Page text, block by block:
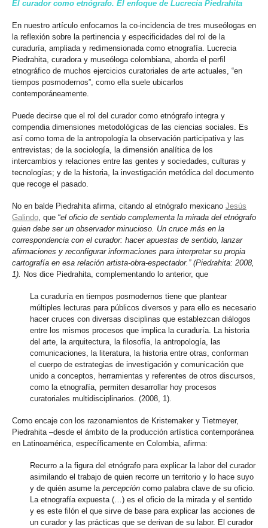
El curador como etnógrafo. El enfoque de Lucrecia Piedrahita
En nuestro artículo enfocamos la co-incidencia de tres museólogas en
la reflexión sobre la pertinencia y especificidades del rol de la
curaduría, ampliada y redimensionada como etnografía. Lucrecia
Piedrahita, curadora y museóloga colombiana, aborda el perfil
etnográfico de muchos ejercicios curatoriales de arte actuales, “en
tiempos posmodernos”, como ella suele ubicarlos
contemporáneamente.
Puede decirse que el rol del curador como etnógrafo integra y
compendia dimensiones metodológicas de las ciencias sociales. Es
así como toma de la antropología la observación participativa y las
entrevistas; de la sociología, la dimensión analítica de los
intercambios y relaciones entre las gentes y sociedades, culturas y
tecnologías; y de la historia, la investigación metódica del documento
que recoge el pasado.
No en balde Piedrahita afirma, citando al etnógrafo mexicano Jesús
Galindo , que “el oficio de sentido complementa la mirada del etnógrafo
quien debe ser un observador minucioso. Un cruce más en la
correspondencia con el curador: hacer apuestas de sentido, lanzar
afirmaciones y reconfigurar informaciones para interpretar su propia
cartografía en esa relación artista-obra-espectador.” (Piedrahita: 2008,
1).
Nos dice Piedrahita, complementando lo anterior, que
La curaduría en tiempos posmodernos tiene que plantear
múltiples lecturas para públicos diversos y para ello es necesario
hacer cruces con diversas disciplinas que establezcan diálogos
entre los mismos procesos que implica la curaduría. La historia
del arte, la arquitectura, la filosofía, la antropología, las
comunicaciones, la literatura, la historia entre otras, conforman
el cuerpo de estrategias de investigación y comunicación que
unido a conceptos, herramientas y referentes de otros discursos,
como la etnografía, permiten desarrollar hoy procesos
curatoriales multidisciplinarios. (2008, 1).
Como encaje con los razonamientos de Kristemaker y Tietmeyer,
Piedrahita –desde el ámbito de la producción artística contemporánea
en Latinoamérica, específicamente en Colombia, afirma:
Recurro a la figura del etnógrafo para explicar la labor del curador
asimilando el trabajo de quien recorre un territorio y lo hace suyo
y de quién asume la percepción como palabra clave de su oficio.
La etnografía expuesta (…) es el oficio de la mirada y el sentido
y es este filón el que sirve de base para explicar las acciones de
un curador y las prácticas que se derivan de su labor. El curador